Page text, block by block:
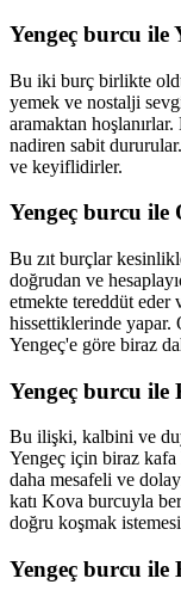
Yengeç burcu ile
Bu iki burç birlikte
yemek ve nostalji
aramaktan
nadiren sabit
ve keyiflidirler.
Yengeç burcu ile
Bu zıt burçlar
doğrudan ve
etmekte tereddüt eder
hissettiklerinde
Yengeç'e göre biraz
Yengeç burcu ile
Bu ilişki, kalbini ve
Yengeç için biraz kafa
daha mesafeli ve
katı Kova burcuyla
doğru koşmak
Yengeç burcu ile